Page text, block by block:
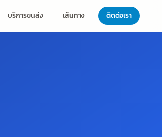
บริการขนส่ง เส้นทาง ติดต่อเรา